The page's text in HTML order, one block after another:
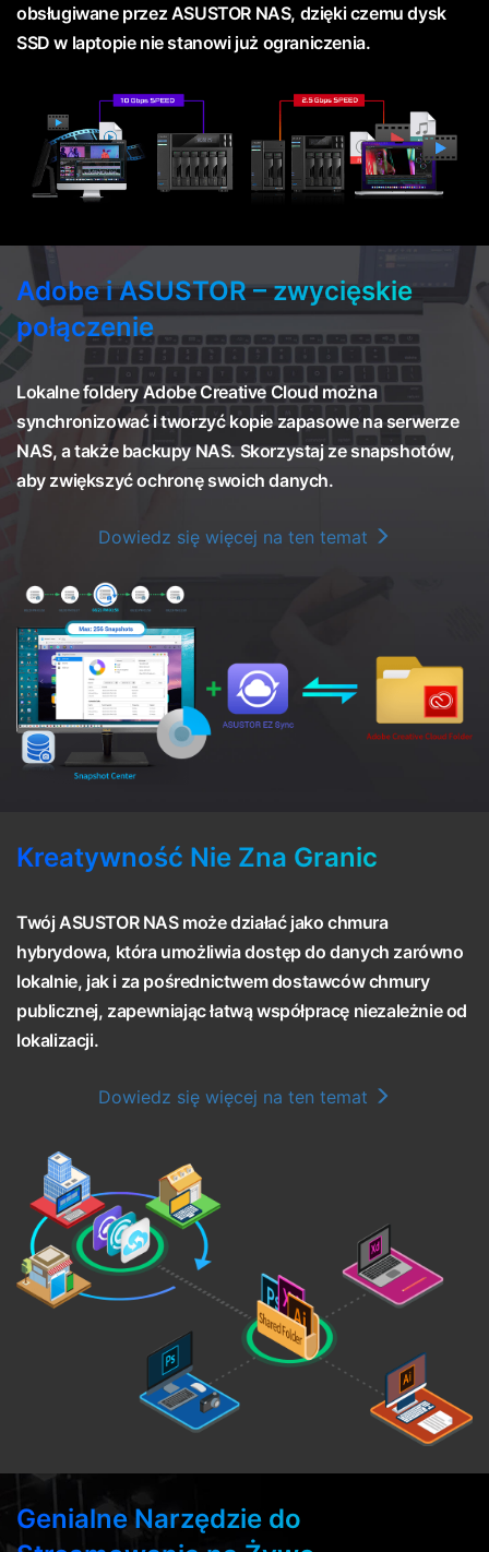
obsługiwane przez ASUSTOR NAS, dzięki czemu dysk
SSD w laptopie nie stanowi już ograniczenia.
Adobe i ASUSTOR – zwycięskie
połączenie
Lokalne foldery Adobe Creative Cloud można
synchronizować i tworzyć kopie zapasowe na serwerze
NAS, a także backupy NAS. Skorzystaj ze snapshotów,
aby zwiększyć ochronę swoich danych.
Dowiedz się więcej na ten temat
Kreatywność Nie Zna Granic
Twój ASUSTOR NAS może działać jako chmura
hybrydowa, która umożliwia dostęp do danych zarówno
lokalnie, jak i za pośrednictwem dostawców chmury
publicznej, zapewniając łatwą współpracę niezależnie od
lokalizacji.
Dowiedz się więcej na ten temat
Genialne Narzędzie do